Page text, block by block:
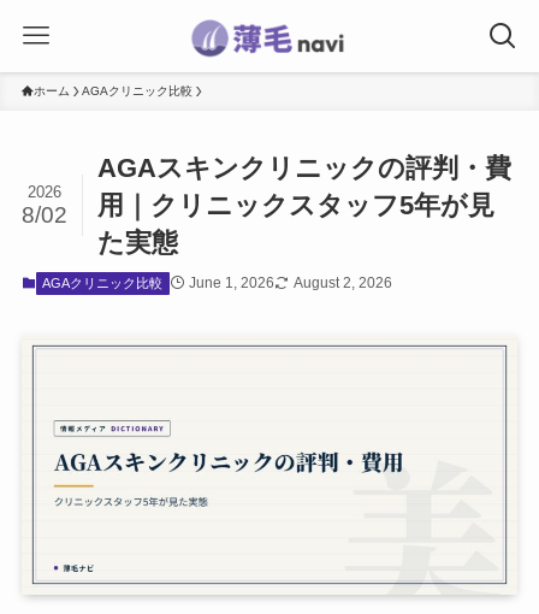
ホーム AGAクリニック比較
AGAスキンクリニックの評判・費
用｜クリニックスタッフ5年が見
た実態
2026
8/02
AGAクリニック比較 June 1, 2026 August 2, 2026